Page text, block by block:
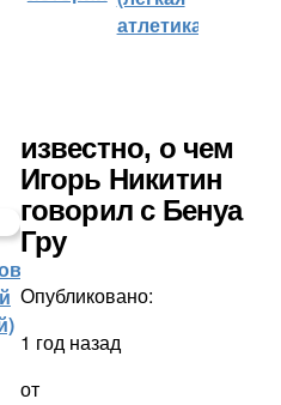
атлетика)
известно, о чем
Игорь Никитин
говорил с Бенуа
Гру
Опубликовано:
1 год назад
от